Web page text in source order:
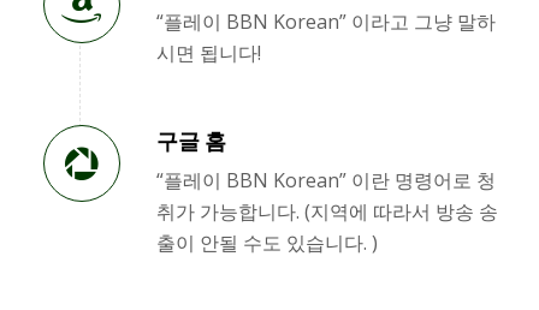
“플레이 BBN Korean” 이라고 그냥 말하
시면 됩니다!
구글 홈
“플레이 BBN Korean” 이란 명령어로 청
취가 가능합니다. (지역에 따라서 방송 송
출이 안될 수도 있습니다. )